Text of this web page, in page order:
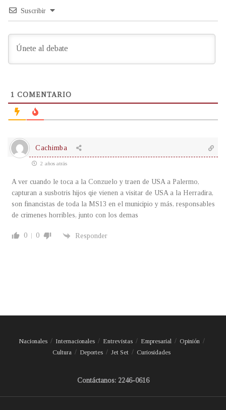
Suscribir
1 COMENTARIO
Cachimba
2 años atrás
A ver cuando le toca a la Conzuelo y traen de USA a Palermo,
capturan a susbotris hijos qie vienen a visitar de USA a la Herradira,
son financistas de toda la MS13 en el municipio y más, responsables
de crimenes horribles, junto con los demas
0 0 Responder
Nacionales Internacionales Entrevistas Empresarial
Opinión
Cultura
Deportes Jet Set Curiosidades
Contáctanos: 2246-0616